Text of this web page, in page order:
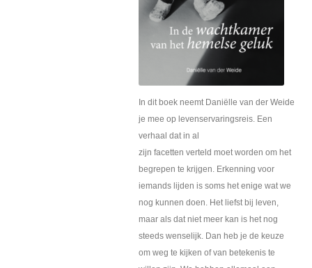
In dit boek neemt Daniëlle van der Weide
je mee op levenservaringsreis. Een
verhaal dat in al
zijn facetten verteld moet worden om het
begrepen te krijgen. Erkenning voor
iemands lijden is soms het enige wat we
nog kunnen doen. Het liefst bij leven,
maar als dat niet meer kan is het nog
steeds wenselijk. Dan heb je de keuze
om weg te kijken of van betekenis te